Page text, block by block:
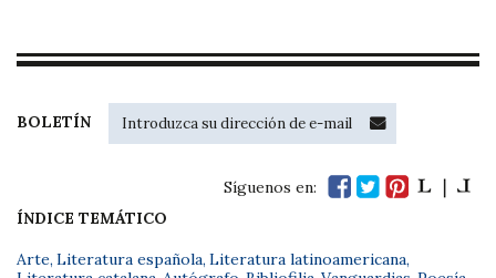
BOLETÍN
Síguenos en:
ÍNDICE TEMÁTICO
Arte, Literatura española, Literatura latinoamericana,